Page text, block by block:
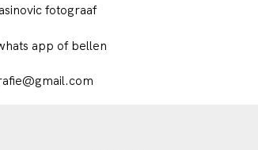
fotograaf
app of bellen